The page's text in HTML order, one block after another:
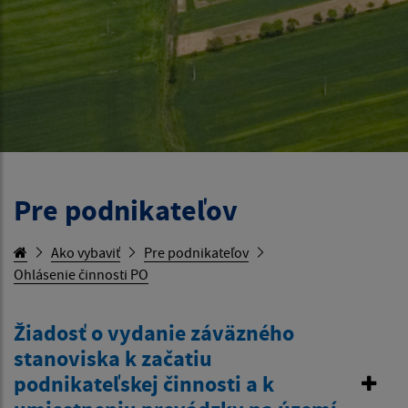
Pre podnikateľov
Ako vybaviť
Pre podnikateľov
Ohlásenie činnosti PO
Žiadosť o vydanie záväzného
stanoviska k začatiu
podnikateľskej činnosti a k